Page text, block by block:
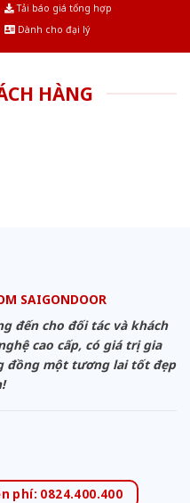
Tải báo giá tổng hợp
Dành cho đại lý
HÀNG
SAIGONDOOR
đến cho đối tác và khách
cao cấp, có giá trị gia
đồng một tương lai tốt đẹp
phí: 0824.400.400